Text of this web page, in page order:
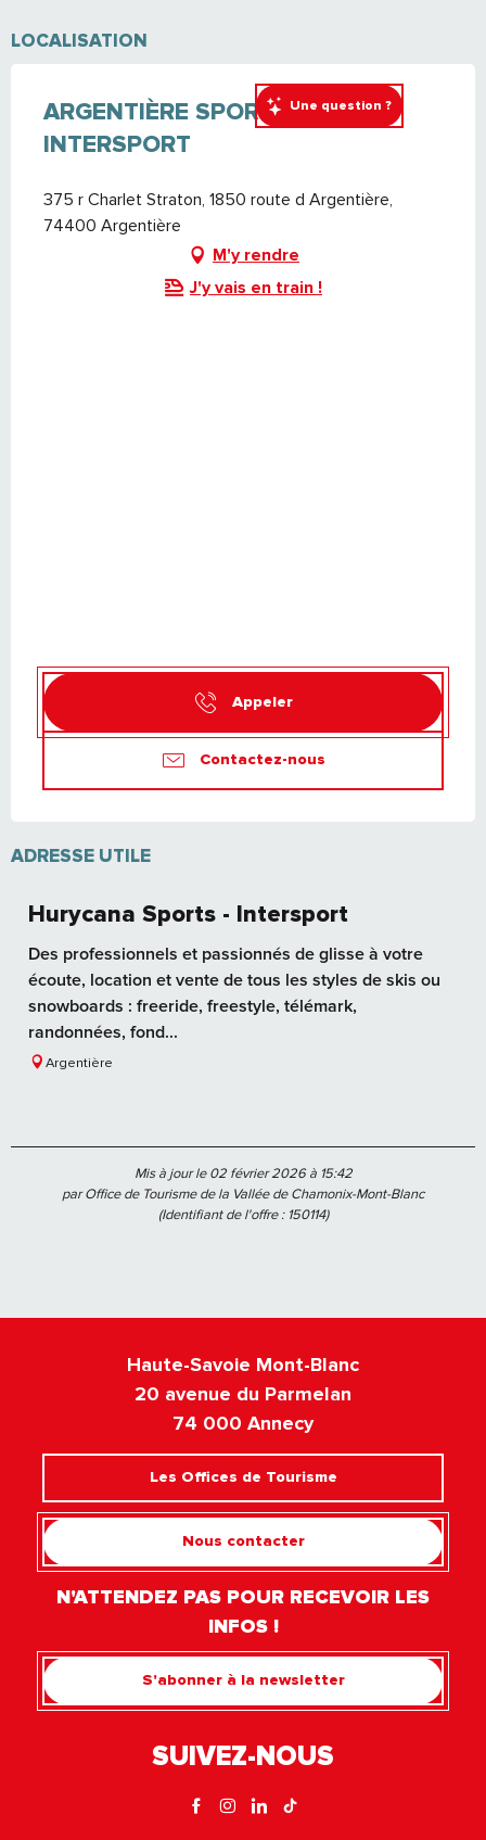
Une question ?
LOCALISATION
ARGENTIÈRE SPORTS
INTERSPORT
375 r Charlet Straton, 1850 route d Argentière,
74400 Argentière
M'y rendre
J'y vais en train !
Appeler
Contactez-nous
ADRESSE UTILE
Hurycana Sports - Intersport
Des professionnels et passionnés de glisse à votre
écoute, location et vente de tous les styles de skis ou
snowboards : freeride, freestyle, télémark,
randonnées, fond...
Argentière
Mis à jour le 02 février 2026 à 15:42
par Office de Tourisme de la Vallée de Chamonix-Mont-Blanc
(Identifiant de l'offre : 150114)
Haute-Savoie Mont-Blanc
20 avenue du Parmelan
74 000 Annecy
Les Offices de Tourisme
Nous contacter
N'ATTENDEZ PAS POUR RECEVOIR LES
INFOS !
S'abonner à la newsletter
SUIVEZ-NOUS